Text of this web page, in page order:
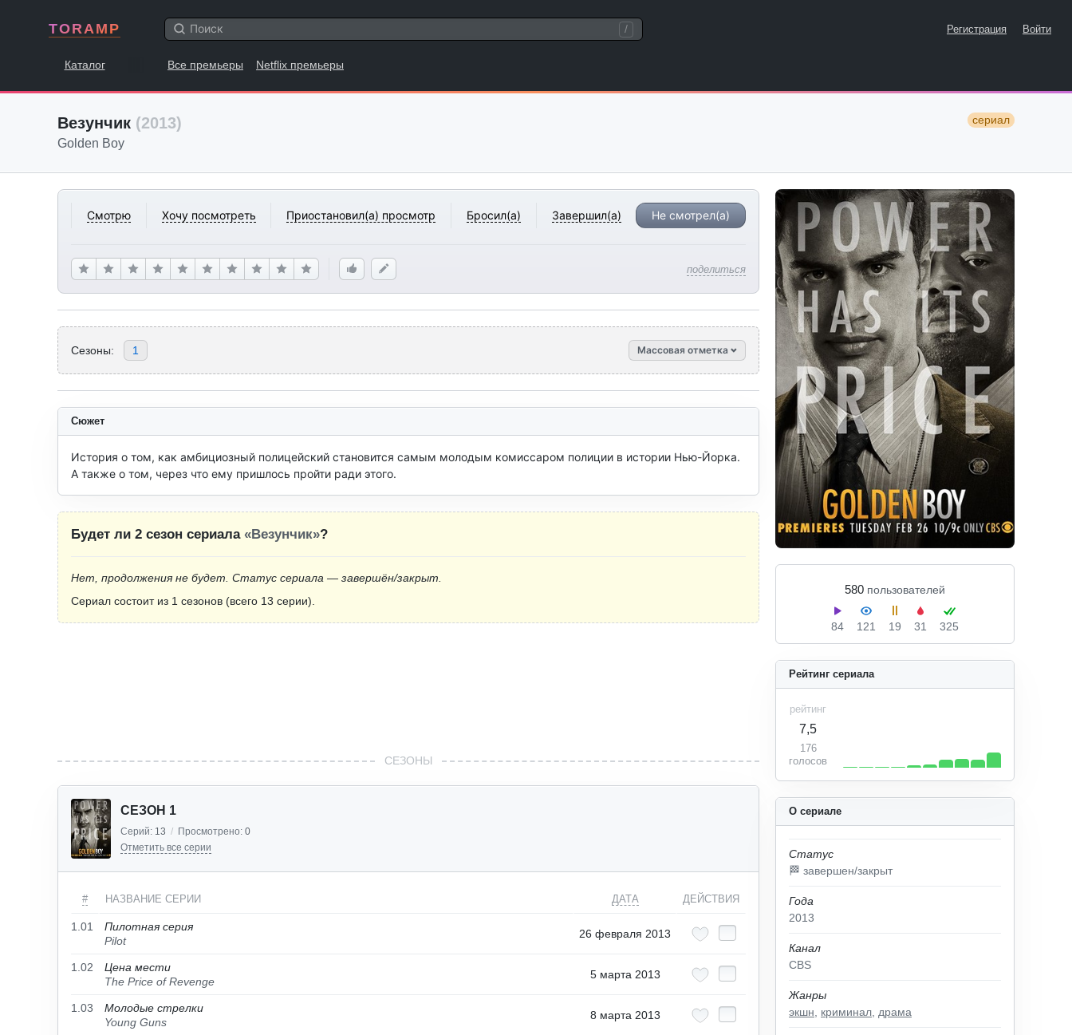
TORAMP / Регистрация Войти
Каталог Все премьеры Netflix премьеры
Везунчик (2013) сериал
Golden Boy
Смотрю Хочу посмотреть Приостановил(а) просмотр Бросил(а) Завершил(а) Не смотрел(а)
поделиться
580 пользователей
84 121 19 31 325
Сезоны: 1 Массовая отметка
О сериале
Статус
🏁 завершен/закрыт
Года
2013
Канал
CBS
Жанры
экшн
криминал драма
Рейтинг сериала
рейтинг
7,5
176
голосов
Сюжет
История о том, как амбициозный полицейский становится самым молодым комиссаром полиции в истории Нью-Йорка.
А также о том, через что ему пришлось пройти ради этого.
Будет ли 2 сезон сериала «Везунчик»?
Нет, продолжения не будет. Статус сериала — завершён/закрыт.
Сериал состоит из 1 сезонов (всего 13 серии).
СЕЗОНЫ
СЕЗОН 1
Серий: 13 / Просмотрено: 0
Отметить все серии
# НАЗВАНИЕ СЕРИИ ДАТА ДЕЙСТВИЯ
1.01
Пилотная серия
Pilot
26 февраля 2013
1.02
Цена мести
The Price of Revenge
5 марта 2013
1.03
Молодые стрелки
Young Guns
8 марта 2013